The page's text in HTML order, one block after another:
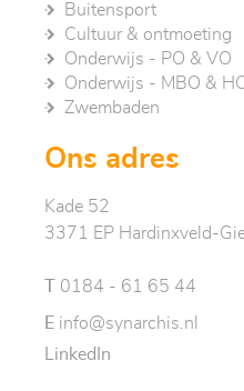
Buitensport
Cultuur & ontmoeting
Onderwijs - PO & VO
Onderwijs - MBO &
Zwembaden
Ons adres
Kade 52
3371 EP Hardinxveld-
0184 - 61 65 44
E info@synarchis.nl
LinkedIn